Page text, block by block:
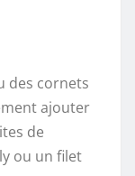
des cornets
ajouter
de
ou un filet